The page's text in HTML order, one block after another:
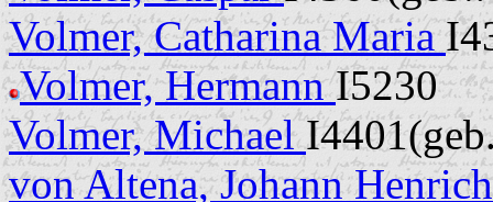
Volmer, Catharina Maria
Volmer, HermannI5230
Volmer, Michael
von Altena, Johann